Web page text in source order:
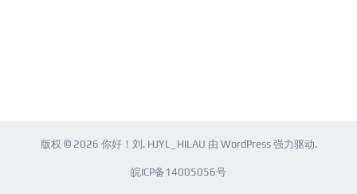
版权 © 2026 你好！刘 . HJYL_HILAU 由 WordPress强力驱动.
皖ICP备14005056号